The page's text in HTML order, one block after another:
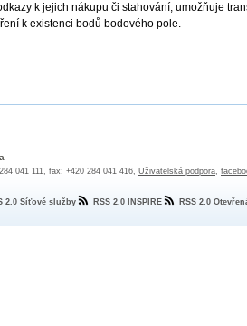
k jejich nákupu či stahování, umožňuje
k existenci bodů bodového pole.
041 111, fax: +420 284 041 416, Uživatelská podpora,
2.0 Síťové služby RSS 2.0 INSPIRE RSS 2.0